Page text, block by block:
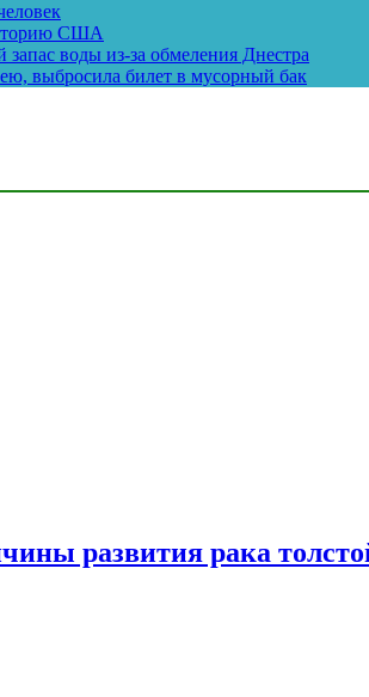
США
запас воды из-за обмеления Днестра
выбросила билет в мусорный бак
развития рака